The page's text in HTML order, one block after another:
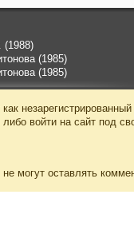
(1988)
(1985)
(1985)
незарегистрированный
либо войти на сайт под
не могут оставлять